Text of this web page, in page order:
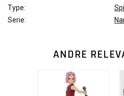
Type:
Serie:
ANDRE